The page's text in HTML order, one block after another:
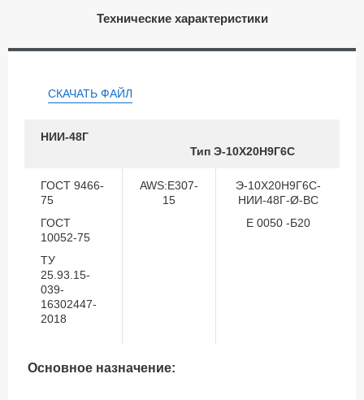
Технические характеристики
СКАЧАТЬ ФАЙЛ
НИИ-48Г
Тип Э-10Х20Н9Г6С
ГОСТ 9466-
75
ГОСТ
10052-75
ТУ
25.93.15-
039-
16302447-
2018
AWS:E307-
15
Э-10Х20Н9Г6С-
НИИ-48Г-Ø-ВС
Е 0050 -Б20
Основное назначение: